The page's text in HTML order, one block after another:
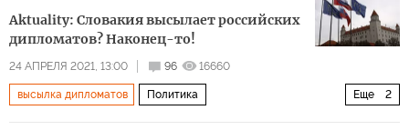
Aktuality: Словакия высылает российских
дипломатов? Наконец-то!
24 АПРЕЛЯ 2021, 13:00 96 16660
Еще 2
высылка дипломатов Политика